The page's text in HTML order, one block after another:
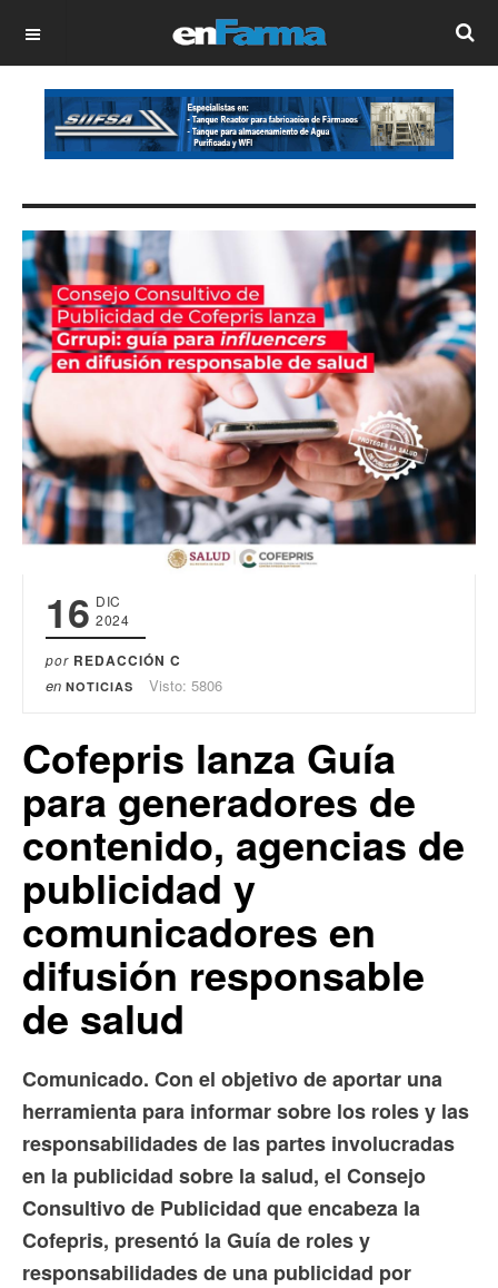
OFF CANVAS
16 DIC
2024
por REDACCIÓN C
en NOTICIAS Visto: 5806
Cofepris lanza Guía
para generadores de
contenido, agencias de
publicidad y
comunicadores en
difusión responsable
de salud
Comunicado. Con el objetivo de aportar una
herramienta para informar sobre los roles y las
responsabilidades de las partes involucradas
en la publicidad sobre la salud, el Consejo
Consultivo de Publicidad que encabeza la
Cofepris, presentó la Guía de roles y
responsabilidades de una publicidad por